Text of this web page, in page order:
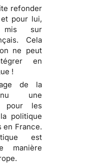
refonder
pour lui,
sur
Cela
ne peut
en
!
de la
une
pour les
politique
en France.
est
manière